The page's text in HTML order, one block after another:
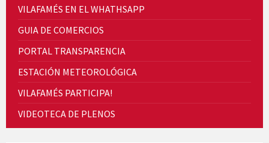
Quintà Culroja
Cicle de Cine i Dones rurals
VILAFAMÉS EN EL WHATHSAPP
GUIA DE COMERCIOS
PORTAL TRANSPARENCIA
ESTACIÓN METEOROLÓGICA
VILAFAMÉS PARTICIPA!
VIDEOTECA DE PLENOS